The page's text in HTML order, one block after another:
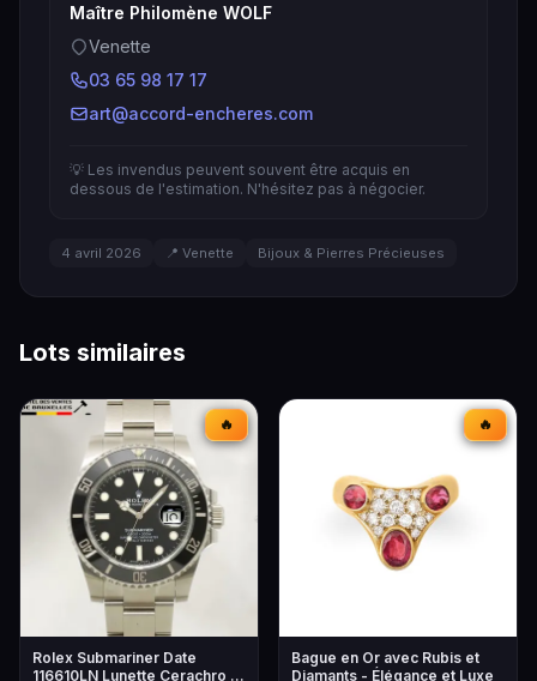
Maître Philomène WOLF
Venette
03 65 98 17 17
art@accord-encheres.com
💡 Les invendus peuvent souvent être acquis en
dessous de l'estimation. N'hésitez pas à négocier.
4 avril 2026 📍 Venette Bijoux & Pierres Précieuses
Lots similaires
🔥
Rolex Submariner Date
116610LN Lunette Cerachro -
🔥
Bague en Or avec Rubis et
Diamants - Élégance et Luxe